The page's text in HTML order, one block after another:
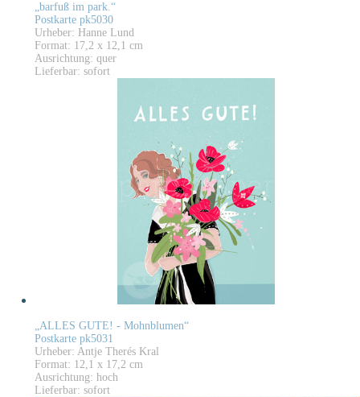
„barfuß im park.“
Postkarte pk5030
Urheber: Hanne Lund
Format: 17,2 x 12,1 cm
Ausrichtung: quer
Lieferbar: sofort
„ALLES GUTE! - Mohnblumen“
Postkarte pk5031
Urheber: Antje Therés Kral
Format: 12,1 x 17,2 cm
Ausrichtung: hoch
Lieferbar: sofort